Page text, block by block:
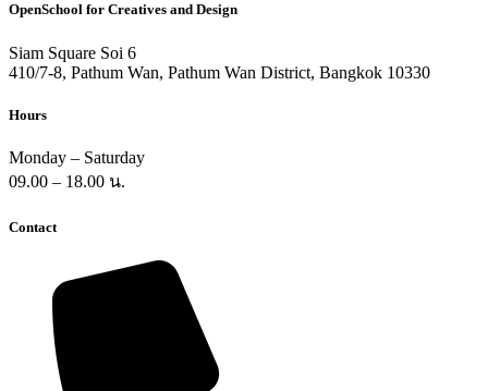
OpenSchool for Creatives and Design
Siam Square Soi 6
410/7-8, Pathum Wan, Pathum Wan District, Bangkok 10330
Hours
Monday – Saturday
09.00 – 18.00 น.
Contact